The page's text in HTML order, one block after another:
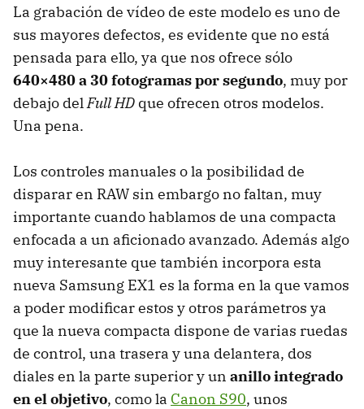
La grabación de vídeo de este modelo es uno de
sus mayores defectos, es evidente que no está
pensada para ello, ya que nos ofrece sólo
640×480 a 30 fotogramas por segundo, muy por
debajo delFull HD que ofrecen otros modelos.
Una pena.
Los controles manuales o la posibilidad de
disparar en RAW sin embargo no faltan, muy
importante cuando hablamos de una compacta
enfocada a un aficionado avanzado. Además algo
muy interesante que también incorpora esta
nueva Samsung EX1 es la forma en la que vamos
a poder modificar estos y otros parámetros ya
que la nueva compacta dispone de varias ruedas
de control, una trasera y una delantera, dos
diales en la parte superior y un anillo integrado
en el objetivo, como la Canon S90, unos